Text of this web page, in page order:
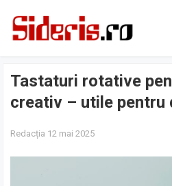
Tastaturi rotative
creativ – utile pentru
Redacția 12 mai 2025